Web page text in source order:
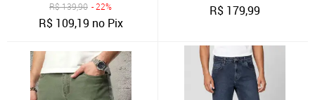
R$139,90 - 22%
R$ 109,19 no Pix
R$ 179,99